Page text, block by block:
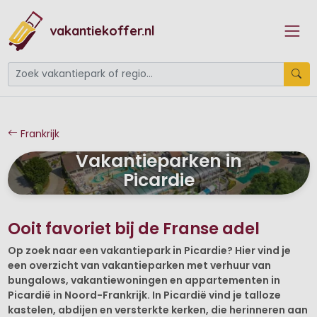
vakantiekoffer.nl
Frankrijk
Vakantieparken in
Picardie
Ooit favoriet bij de Franse adel
Op zoek naar een vakantiepark in Picardie? Hier vind je
een overzicht van vakantieparken met verhuur van
bungalows, vakantiewoningen en appartementen in
Picardië in Noord-Frankrijk. In Picardië vind je talloze
kastelen, abdijen en versterkte kerken, die herinneren aan